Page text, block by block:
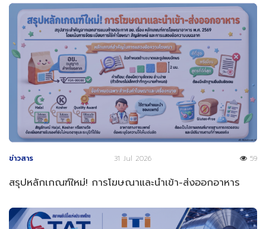
ข่าวสาร 31 Jul 2026 59
สรุปหลักเกณฑ์ใหม่! การโฆษณาและนำเข้า-ส่งออกอาหาร